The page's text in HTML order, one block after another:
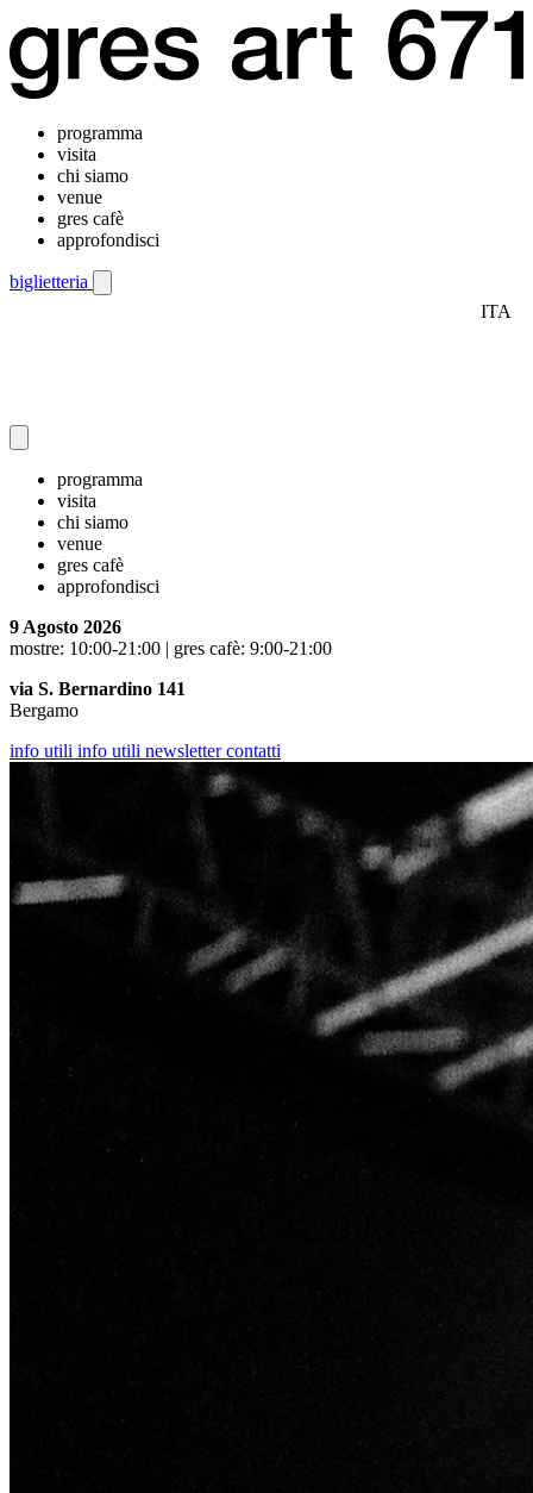
programma
visita
chi siamo
venue
gres cafè
approfondisci
biglietteria
ITA
programma
visita
chi siamo
venue
gres cafè
approfondisci
9 Agosto 2026
mostre: 10:00-21:00 | gres cafè: 9:00-21:00
via S. Bernardino 141
Bergamo
info utili info utili newslettercontatti